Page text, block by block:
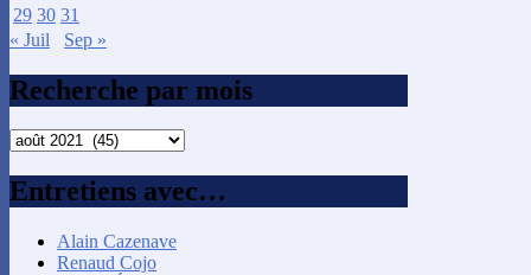
29 30 31
« Juil
Sep »
Recherche par mois
Recherche
mois
Entretiens avec…
Alain Cazenave
Renaud Cojo